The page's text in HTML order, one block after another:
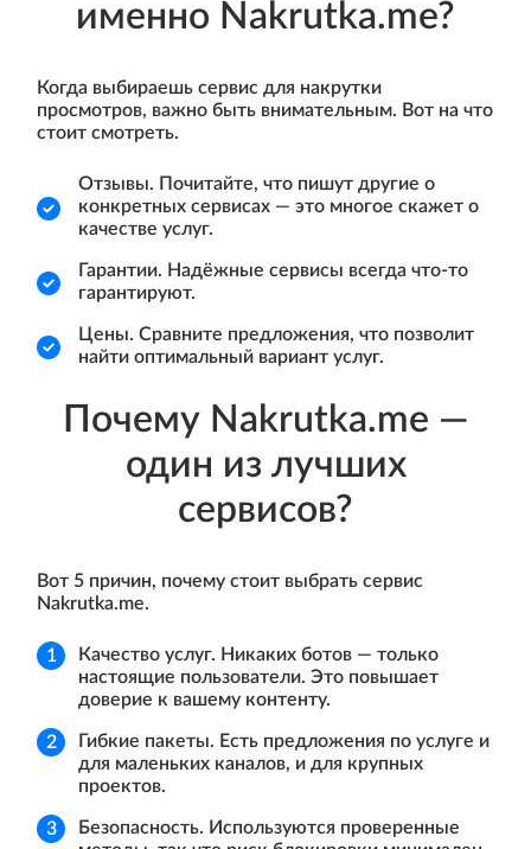
именно Nakrutka.me?
Когда выбираешь сервис для накрутки
просмотров, важно быть внимательным. Вот на что
стоит смотреть.
Отзывы. Почитайте, что пишут другие о
конкретных сервисах — это многое скажет о
качестве услуг.
Гарантии. Надёжные сервисы всегда что-то
гарантируют.
Цены. Сравните предложения, что позволит
найти оптимальный вариант услуг.
Почему Nakrutka.me —
один из лучших
сервисов?
Вот 5 причин, почему стоит выбрать сервис
Nakrutka.me.
Качество услуг. Никаких ботов — только
настоящие пользователи. Это повышает
доверие к вашему контенту.
Гибкие пакеты. Есть предложения по услуге и
для маленьких каналов, и для крупных
проектов.
Безопасность. Используются проверенные